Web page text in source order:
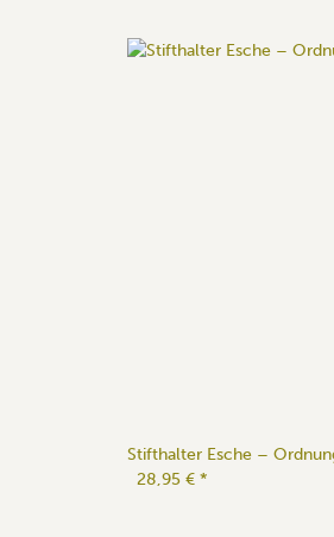
Stifthalter Esche –
28,95 € *